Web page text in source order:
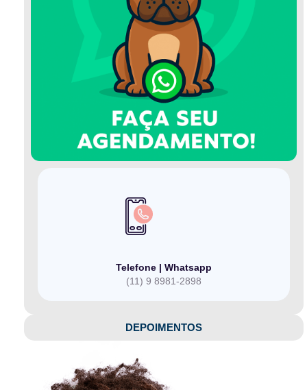
Telefone | Whatsapp
(11) 9 8981-2898
DEPOIMENTOS​